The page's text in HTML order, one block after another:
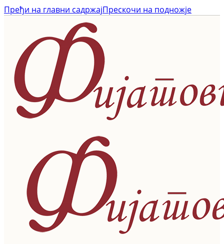
Пређи на главни садржајПрескочи на подножје